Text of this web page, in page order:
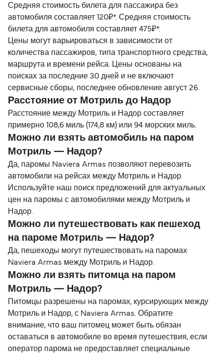
Средняя стоимость билета для пассажира без
автомобиля составляет 120₽*. Средняя стоимость
билета для автомобиля составляет 475₽*.
Цены могут варьироваться в зависимости от
количества пассажиров, типа транспортного средства,
маршрута и времени рейса. Цены основаны на
поисках за последние 30 дней и не включают
сервисные сборы, последнее обновление август 26.
Расстояние от Мотриль до Надор
Расстояние между Мотриль и Надор составляет
примерно 108,6 миль (174,8 км) или 94 морских миль.
Можно ли взять автомобиль на паром
Мотриль — Надор?
Да, паромы Naviera Armas позволяют перевозить
автомобили на рейсах между Мотриль и Надор.
Используйте наш поиск предложений для актуальных
цен на паромы с автомобилями между Мотриль и
Надор.
Можно ли путешествовать как пешеход
на пароме Мотриль — Надор?
Да, пешеходы могут путешествовать на паромах
Naviera Armas между Мотриль и Надор.
Можно ли взять питомца на паром
Мотриль — Надор?
Питомцы разрешены на паромах, курсирующих между
Мотриль и Надор, с Naviera Armas. Обратите
внимание, что ваш питомец может быть обязан
оставаться в автомобиле во время путешествия, если
оператор парома не предоставляет специальные